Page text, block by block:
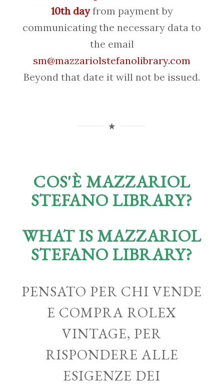
10th dayfrom payment by
communicating the necessary data to
the email
sm@mazzariolstefanolibrary.com
Beyond that date it will not be issued.
COS'È MAZZARIOL
STEFANO LIBRARY?
WHAT IS MAZZARIOL
STEFANO LIBRARY?
PENSATO PER CHI VENDE
E COMPRA ROLEX
VINTAGE, PER
RISPONDERE ALLE
ESIGENZE DEI